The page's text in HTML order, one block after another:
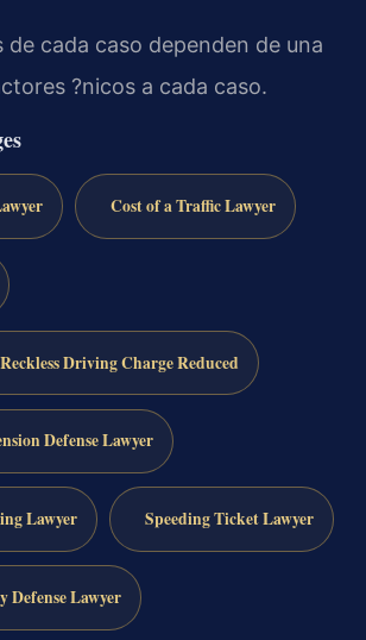
de cada caso dependen de una
?nicos a cada caso.
Cost of a Traffic Lawyer
Driving Charge Reduced
Defense Lawyer
Lawyer Speeding Ticket Lawyer
Defense Lawyer